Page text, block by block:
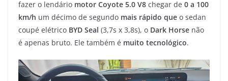
fazer o lendário motor Coyote 5.0 V8 chegar de 0 a 100
km/h um décimo de segundo mais rápido que o sedan
coupé elétrico BYD Seal (3,7s x 3,8s), o Dark Horse não
é apenas bruto. Ele também é muito tecnológico.